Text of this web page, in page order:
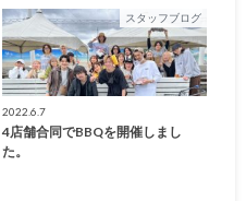
スタッフブログ
2022.6.7
4店舗合同でBBQを開催しまし
た。